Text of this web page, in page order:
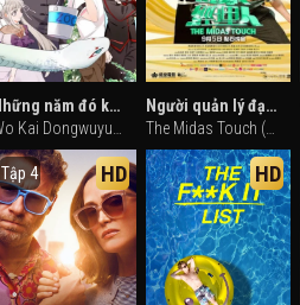
Những năm đó khi tôi mở sở thú
Người quản lý đại tài
Tập 4 HD HD